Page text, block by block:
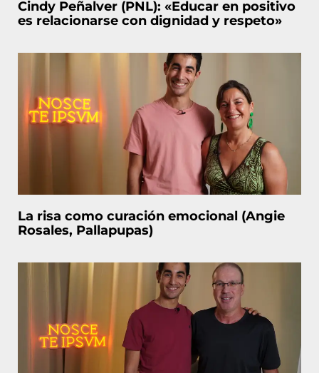
Cindy Peñalver (PNL): «Educar en positivo
es relacionarse con dignidad y respeto»
La risa como curación emocional (Angie
Rosales, Pallapupas)